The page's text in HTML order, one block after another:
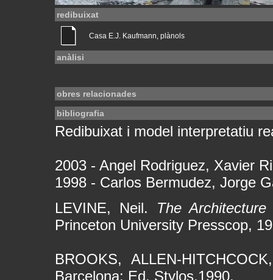
redibuixat
Casa E.J. Kaufmann, plànols
anàlisi
obres relacionades
bibliografia
Redibuixat i model interpretatiu
2003 - Angel Rodriguez, Xavier
1998 - Carlos Bermudez, Jorge
LEVINE, Neil. The
Princeton University Presscop,
BROOKS, ALLEN-
Barcelona: Ed. Stylos,1990.